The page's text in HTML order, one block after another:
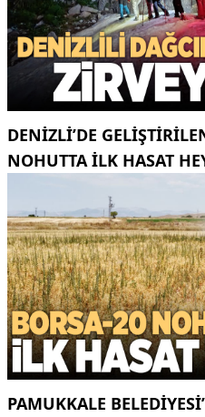
DENIZLI’DE
NOHUTTA ILK HASAT
PAMUKKALE